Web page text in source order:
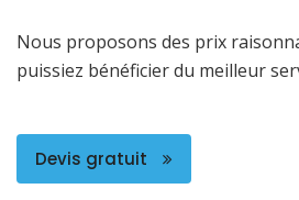
Nous proposons des prix
puissiez bénéficier du meilleur
Devis gratuit